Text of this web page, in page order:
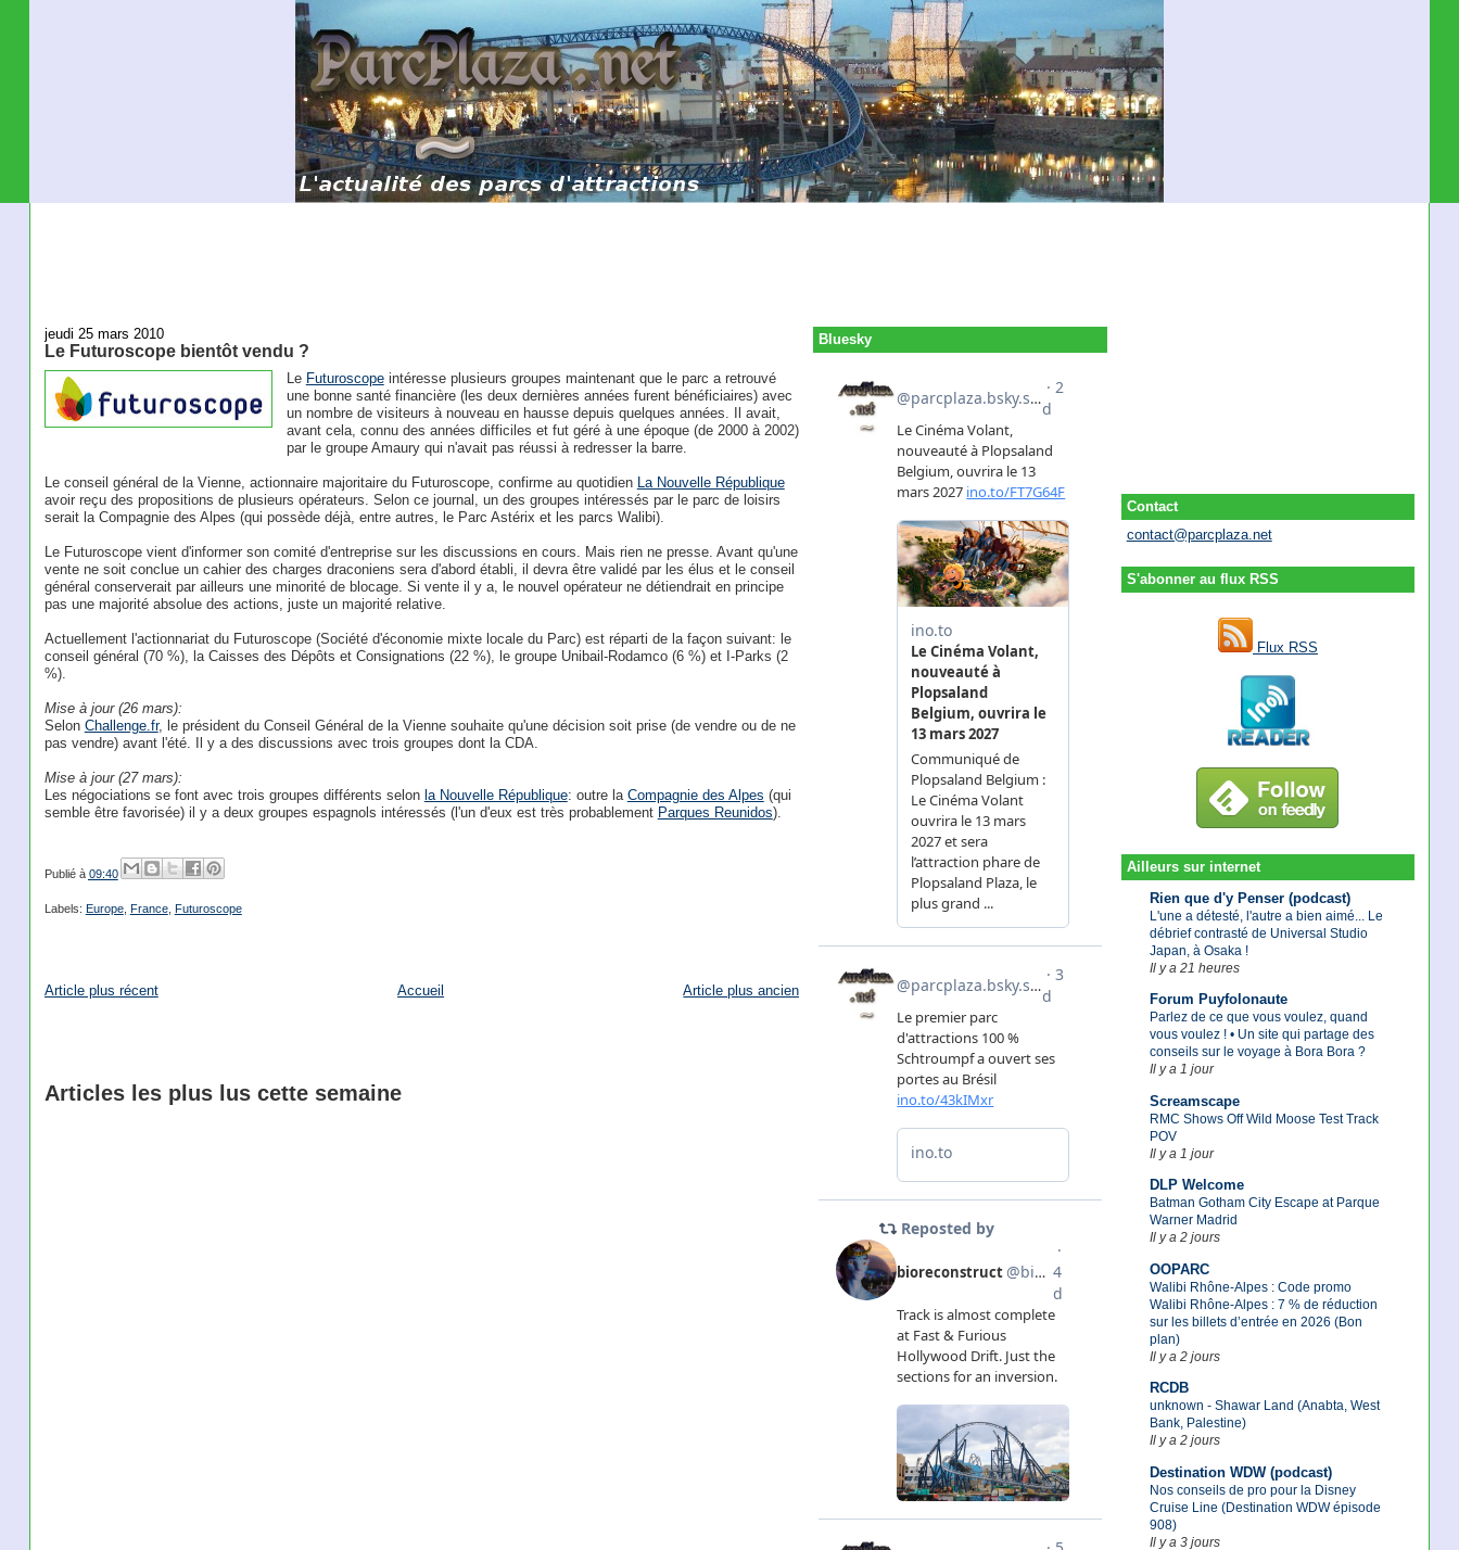
Contact
contact@parcplaza.net
S'abonner au flux RSS
Flux RSS
Ailleurs sur internet
Rien que d'y Penser (podcast)
L'une a détesté, l'autre a bien aimé... Le
débrief contrasté de Universal Studio
Japan, à Osaka !
Il y a 21 heures
Forum Puyfolonaute
Parlez de ce que vous voulez, quand
vous voulez ! • Un site qui partage des
conseils sur le voyage à Bora Bora ?
Il y a 1 jour
Screamscape
RMC Shows Off Wild Moose Test Track
POV
Il y a 1 jour
DLP Welcome
Batman Gotham City Escape at Parque
Warner Madrid
Il y a 2 jours
OOPARC
Walibi Rhône-Alpes : Code promo
Walibi Rhône-Alpes : 7 % de réduction
sur les billets d’entrée en 2026 (Bon
plan)
Il y a 2 jours
RCDB
unknown - Shawar Land (Anabta, West
Bank, Palestine)
Il y a 2 jours
Destination WDW (podcast)
Nos conseils de pro pour la Disney
Cruise Line (Destination WDW épisode
908)
Il y a 3 jours
jeudi 25 mars 2010
Le Futuroscope bientôt vendu ?
Le Futuroscopeintéresse plusieurs groupes maintenant que le parc a retrouvé
une bonne santé financière (les deux dernières années furent bénéficiaires) avec
un nombre de visiteurs à nouveau en hausse depuis quelques années. Il avait,
avant cela, connu des années difficiles et fut géré à une époque (de 2000 à 2002)
par le groupe Amaury qui n'avait pas réussi à redresser la barre.
Le conseil général de la Vienne, actionnaire majoritaire du Futuroscope, confirme au quotidien La Nouvelle République
avoir reçu des propositions de plusieurs opérateurs. Selon ce journal, un des groupes intéressés par le parc de loisirs
serait la Compagnie des Alpes (qui possède déjà, entre autres, le Parc Astérix et les parcs Walibi).
Le Futuroscope vient d'informer son comité d'entreprise sur les discussions en cours. Mais rien ne presse. Avant qu'une
vente ne soit conclue un cahier des charges draconiens sera d'abord établi, il devra être validé par les élus et le conseil
général conserverait par ailleurs une minorité de blocage. Si vente il y a, le nouvel opérateur ne détiendrait en principe
pas une majorité absolue des actions, juste un majorité relative.
Actuellement l'actionnariat du Futuroscope (Société d'économie mixte locale du Parc) est réparti de la façon suivant: le
conseil général (70 %), la Caisses des Dépôts et Consignations (22 %), le groupe Unibail-Rodamco (6 %) et I-Parks (2
%).
Mise à jour (26 mars):
Selon Challenge.fr, le président du Conseil Général de la Vienne souhaite qu'une décision soit prise (de vendre ou de ne
pas vendre) avant l'été. Il y a des discussions avec trois groupes dont la CDA.
Mise à jour (27 mars):
Les négociations se font avec trois groupes différents selon la Nouvelle République: outre la Compagnie des Alpes (qui
semble être favorisée) il y a deux groupes espagnols intéressés (l'un d'eux est très probablement Parques Reunidos).
Publié à 09:40
Labels: Europe, France, Futuroscope
Article plus récent Article plus ancien
Accueil
Articles les plus lus cette semaine
Bluesky